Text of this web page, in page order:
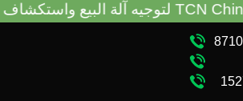
ستدعمك TCN China لتوجيه آلة البيع واستكشاف الأخطاء وإصلاحها بغض النظر عن شرائك VM من مصنع TCN أو الموزع المحلي. اتصل بنا: + 86-731-88048300